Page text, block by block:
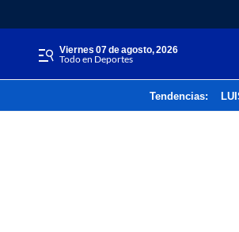
viernes 07 de agosto, 2026
Todo en Deportes
Tendencias: